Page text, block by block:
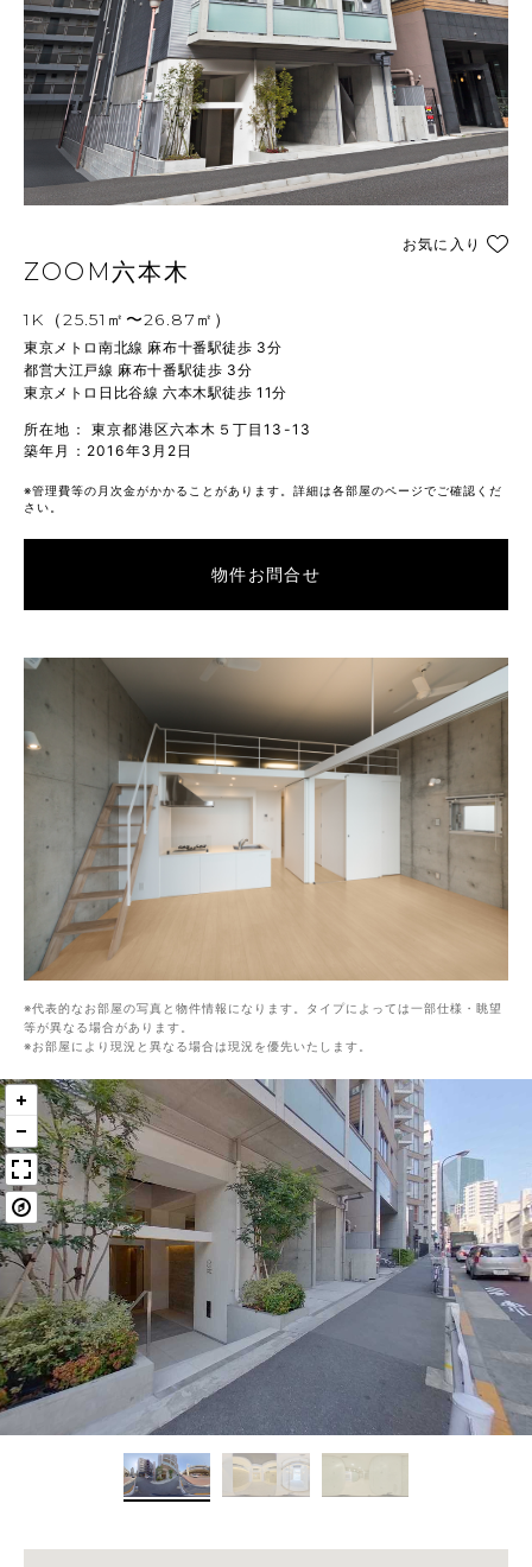
お気に入り
ZOOM六本木
1K（25.51㎡〜26.87㎡）
東京メトロ南北線 麻布十番駅徒歩 3分
都営大江戸線 麻布十番駅徒歩 3分
東京メトロ日比谷線 六本木駅徒歩 11分
所在地： 東京都港区六本木５丁目13-13
築年月：2016年3月2日
※管理費等の月次金がかかることがあります。詳細は各部屋のページでご確認くだ
さい。
物件お問合せ
代表的なお部屋の写真と物件情報になります。タイプによっては一部仕様・眺望
等が異なる場合があります。
お部屋により現況と異なる場合は現況を優先いたします。